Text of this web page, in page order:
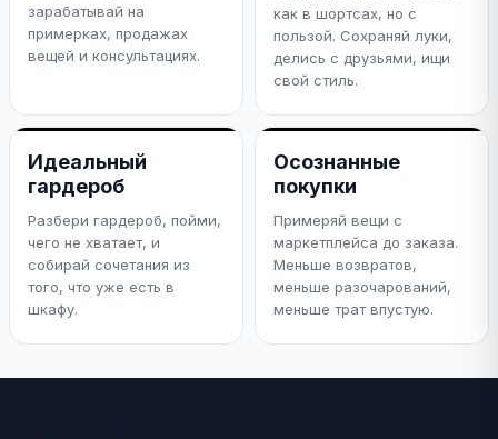
зарабатывай на
примерках, продажах
вещей и консультациях.
как в шортсах, но с
пользой. Сохраняй луки,
делись с друзьями, ищи
свой стиль.
Идеальный
гардероб
Разбери гардероб, пойми,
чего не хватает, и
собирай сочетания из
того, что уже есть в
шкафу.
Осознанные
покупки
Примеряй вещи с
маркетплейса до заказа.
Меньше возвратов,
меньше разочарований,
меньше трат впустую.